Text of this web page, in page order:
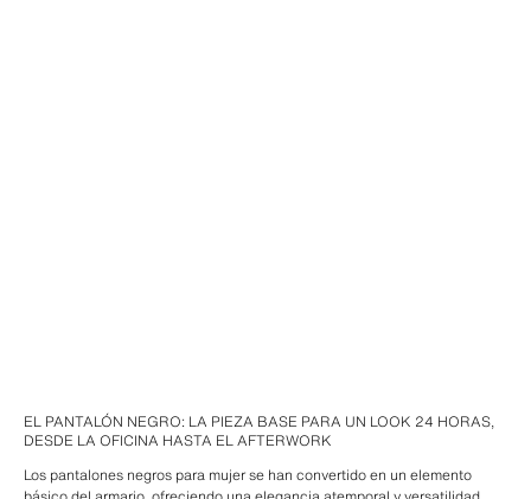
EL PANTALÓN NEGRO: LA PIEZA BASE PARA UN LOOK 24 HORAS,
DESDE LA OFICINA HASTA EL AFTERWORK
Los pantalones negros para mujer se han convertido en un elemento